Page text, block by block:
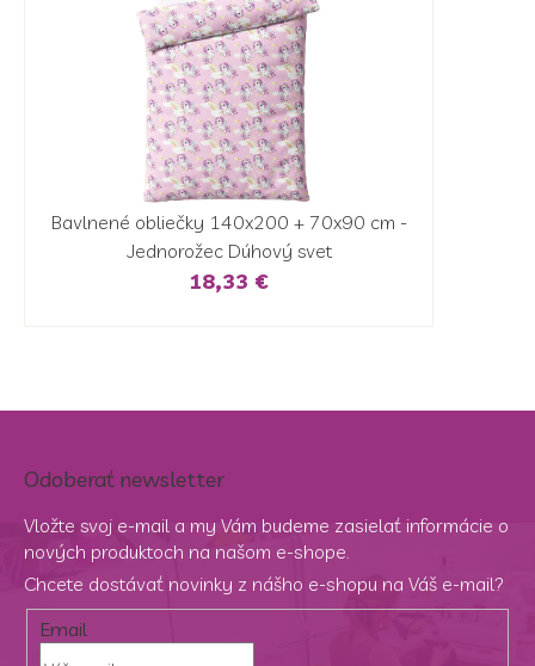
Bavlnené obliečky 140x200 + 70x90 cm -
Jednorožec Dúhový svet
18,33 €
Odoberať newsletter
Vložte svoj e-mail a my Vám budeme zasielať informácie o
nových produktoch na našom e-shope.
Chcete dostávať novinky z nášho e-shopu na Váš e-mail?
Email